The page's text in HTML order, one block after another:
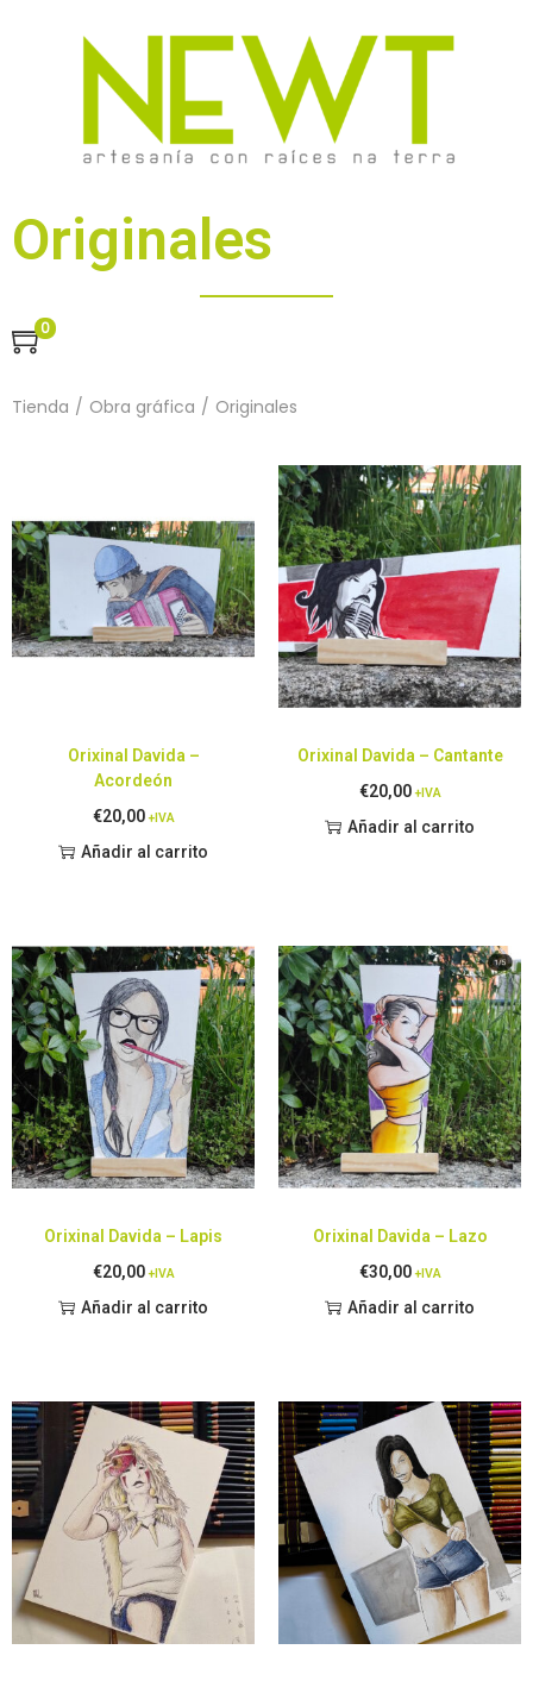
Originales
0
Tienda / Obra gráfica / Originales
Orixinal Davida –
Acordeón
€20,00 +IVA
Añadir al carrito
Orixinal Davida – Cantante
€20,00 +IVA
Añadir al carrito
Orixinal Davida – Lapis
€20,00 +IVA
Añadir al carrito
Orixinal Davida – Lazo
€30,00 +IVA
Añadir al carrito